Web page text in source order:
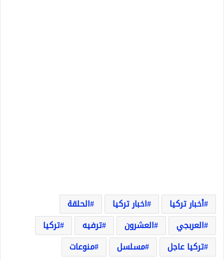
أخبار تركيا اخبار تركيا
الحلقة
العربجي
العشرون ترفيه
تركيا
تركيا عاجل
مسلسل منوعات